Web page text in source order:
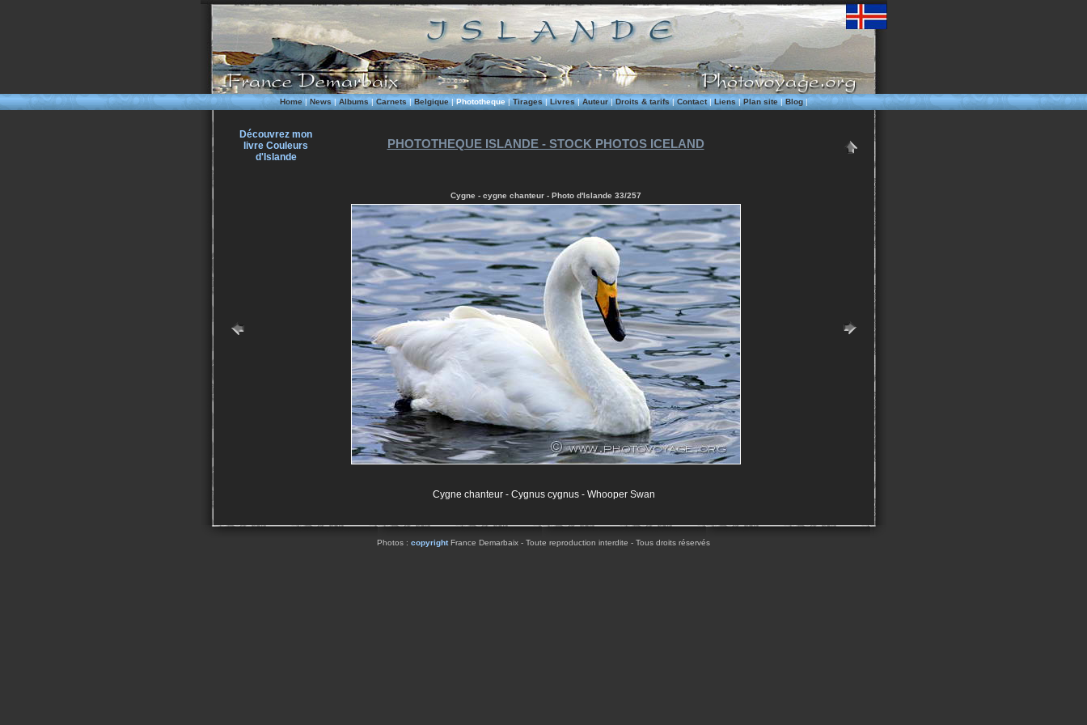
Home|News| Albums| Carnets|Belgique|Phototheque|Tirages|Livres|Auteur|Droits & tarifs|Contact|Liens|Plan site|Blog|
Découvrez mon
livre Couleurs
d'Islande
PHOTOTHEQUE ISLANDE - STOCK PHOTOS ICELAND
Cygne - cygne chanteur - Photo d'Islande 33/257
Cygne chanteur - Cygnus cygnus - Whooper Swan
Photos : copyrightFrance Demarbaix - Toute reproduction interdite - Tous droits réservés